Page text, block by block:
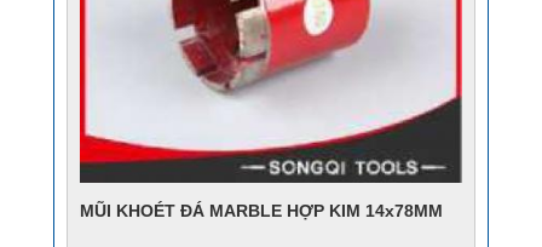
MŨI KHOÉT ĐÁ MARBLE HỢP KIM 14x78MM